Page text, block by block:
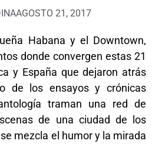
AGOSTO 21, 2017
Habana y el Downtown,
donde convergen estas 21
y España que dejaron atrás
de los ensayos y crónicas
traman una red de
de una ciudad de los
mezcla el humor y la mirada